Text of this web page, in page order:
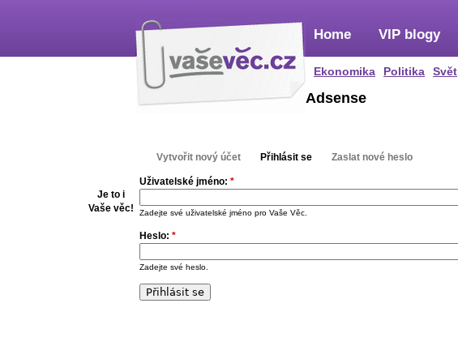
Home
Ekonomika Politika Svět
VIP blogy
Je to i
Vaše věc!
Adsense
Vytvořit nový účet Přihlásit se Zaslat nové heslo
Uživatelské jméno: *
Zadejte své uživatelské jméno pro Vaše Věc.
Heslo: *
Zadejte své heslo.